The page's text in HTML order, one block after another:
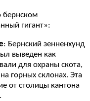
бернском
гигант»:
: Бернский зенненхунд
выведен как
для охраны скота,
горных склонах. Эта
от столицы кантона